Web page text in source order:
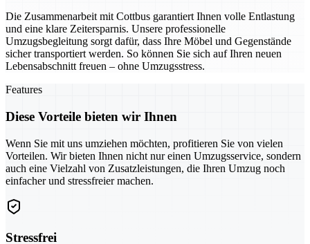
Die Zusammenarbeit mit Cottbus garantiert Ihnen volle Entlastung
und eine klare Zeitersparnis. Unsere professionelle
Umzugsbegleitung sorgt dafür, dass Ihre Möbel und Gegenstände
sicher transportiert werden. So können Sie sich auf Ihren neuen
Lebensabschnitt freuen – ohne Umzugsstress.
Features
Diese Vorteile bieten wir Ihnen
Wenn Sie mit uns umziehen möchten, profitieren Sie von vielen
Vorteilen. Wir bieten Ihnen nicht nur einen Umzugsservice, sondern
auch eine Vielzahl von Zusatzleistungen, die Ihren Umzug noch
einfacher und stressfreier machen.
Stressfrei